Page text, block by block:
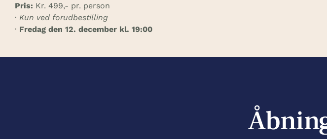
Pris: Kr. 499,- pr. person
· Kun ved forudbestilling
· Fredag den 12. december kl. 19:00